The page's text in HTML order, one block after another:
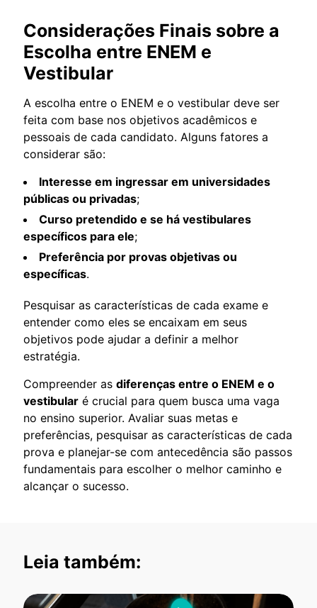
Considerações Finais sobre a
Escolha entre ENEM e
Vestibular
A escolha entre o ENEM e o vestibular deve ser
feita com base nos objetivos acadêmicos e
pessoais de cada candidato. Alguns fatores a
considerar são:
Interesse em ingressar em universidades
públicas ou privadas;
Curso pretendido e se há vestibulares
específicos para ele;
Preferência por provas objetivas ou
específicas.
Pesquisar as características de cada exame e
entender como eles se encaixam em seus
objetivos pode ajudar a definir a melhor
estratégia.
Compreender as diferenças entre o ENEM e o
vestibular é crucial para quem busca uma vaga
no ensino superior. Avaliar suas metas e
preferências, pesquisar as características de cada
prova e planejar-se com antecedência são passos
fundamentais para escolher o melhor caminho e
alcançar o sucesso.
Leia também: